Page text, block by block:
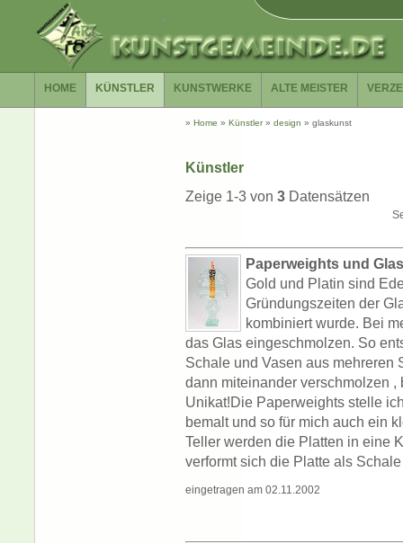
HOME KÜNSTLER KUNSTWERKE ALTE MEISTER
» Home » Künstler» design » glaskunst
Künstler
Zeige 1-3 von 3 Datensätzen
Paperweights und
Gold und Platin sind
Gründungszeiten der
kombiniert wurde. Bei
das Glas eingeschmolzen. So
Schale und Vasen aus mehreren
dann miteinander verschmolzen ,
Unikat!Die Paperweights stelle
bemalt und so für mich auch ein
Teller werden die Platten in eine
verformt sich die Platte als
eingetragen am 02.11.2002